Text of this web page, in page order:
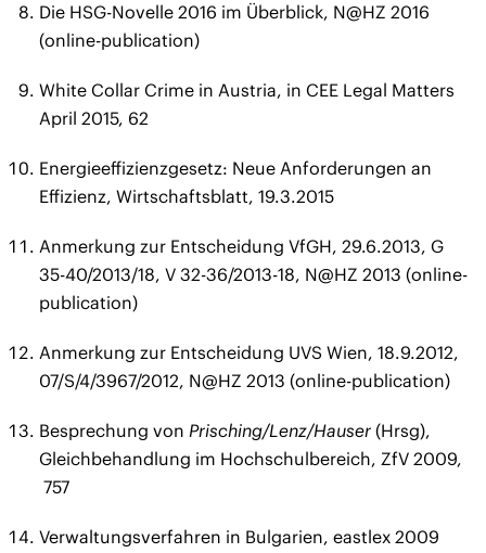
Die HSG-Novelle 2016 im Überblick, N@HZ 2016
(online-publication)
White Collar Crime in Austria, in CEE Legal Matters
April 2015, 62
Energieeffizienzgesetz: Neue Anforderungen an
Effizienz, Wirtschaftsblatt, 19.3.2015
Anmerkung zur Entscheidung VfGH, 29.6.2013, G
35-40/2013/18, V 32-36/2013-18, N@HZ 2013 (online-
publication)
Anmerkung zur Entscheidung UVS Wien, 18.9.2012,
07/S/4/3967/2012, N@HZ 2013 (online-publication)
Besprechung von Prisching/Lenz/Hauser (Hrsg),
Gleichbehandlung im Hochschulbereich, ZfV 2009,
757
Verwaltungsverfahren in Bulgarien, eastlex 2009